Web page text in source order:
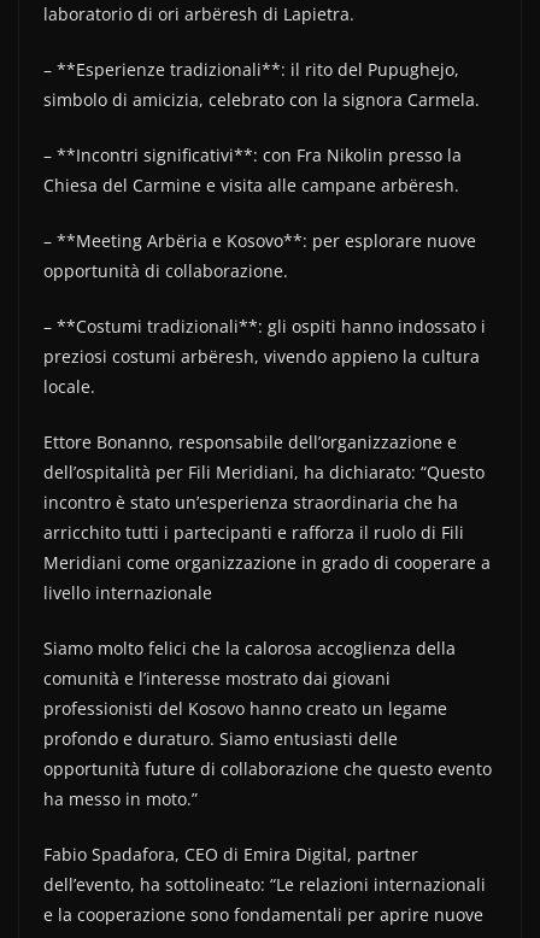
laboratorio di ori arbëresh di Lapietra.
– **Esperienze tradizionali**: il rito del Pupughejo,
simbolo di amicizia, celebrato con la signora Carmela.
– **Incontri significativi**: con Fra Nikolin presso la
Chiesa del Carmine e visita alle campane arbëresh.
– **Meeting Arbëria e Kosovo**: per esplorare nuove
opportunità di collaborazione.
– **Costumi tradizionali**: gli ospiti hanno indossato i
preziosi costumi arbëresh, vivendo appieno la cultura
locale.
Ettore Bonanno, responsabile dell’organizzazione e
dell’ospitalità per Fili Meridiani, ha dichiarato: “Questo
incontro è stato un’esperienza straordinaria che ha
arricchito tutti i partecipanti e rafforza il ruolo di Fili
Meridiani come organizzazione in grado di cooperare a
livello internazionale
Siamo molto felici che la calorosa accoglienza della
comunità e l’interesse mostrato dai giovani
professionisti del Kosovo hanno creato un legame
profondo e duraturo. Siamo entusiasti delle
opportunità future di collaborazione che questo evento
ha messo in moto.”
Fabio Spadafora, CEO di Emira Digital, partner
dell’evento, ha sottolineato: “Le relazioni internazionali
e la cooperazione sono fondamentali per aprire nuove